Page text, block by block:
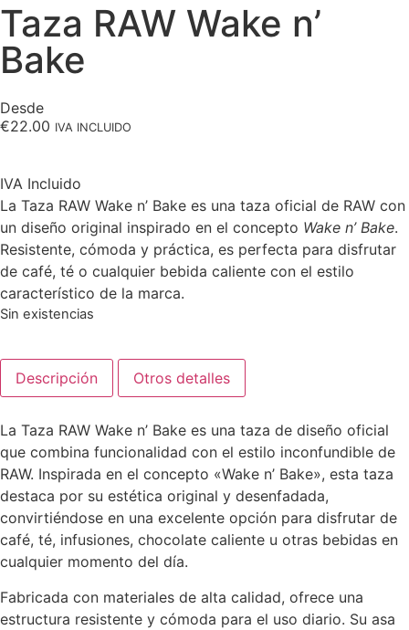
Taza RAW Wake n’
Bake
Desde
€22.00 IVA INCLUIDO
IVA Incluido
La Taza RAW Wake n’ Bake es una taza oficial de RAW con
un diseño original inspirado en el concepto Wake n’ Bake.
Resistente, cómoda y práctica, es perfecta para disfrutar
de café, té o cualquier bebida caliente con el estilo
característico de la marca.
Sin existencias
Descripción Otros detalles
La Taza RAW Wake n’ Bake es una taza de diseño oficial
que combina funcionalidad con el estilo inconfundible de
RAW. Inspirada en el concepto «Wake n’ Bake», esta taza
destaca por su estética original y desenfadada,
convirtiéndose en una excelente opción para disfrutar de
café, té, infusiones, chocolate caliente u otras bebidas en
cualquier momento del día.
Fabricada con materiales de alta calidad, ofrece una
estructura resistente y cómoda para el uso diario. Su asa